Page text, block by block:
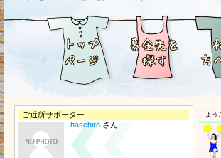
ご近所サポーター
hasehiro さん
よう